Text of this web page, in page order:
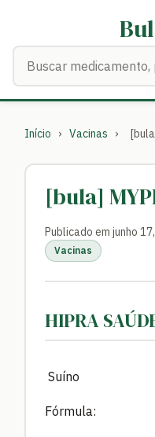
Início › Vacinas ›
[bula]
Publicado em junho
Vacinas
HIPRA
Suíno
Fórmula: